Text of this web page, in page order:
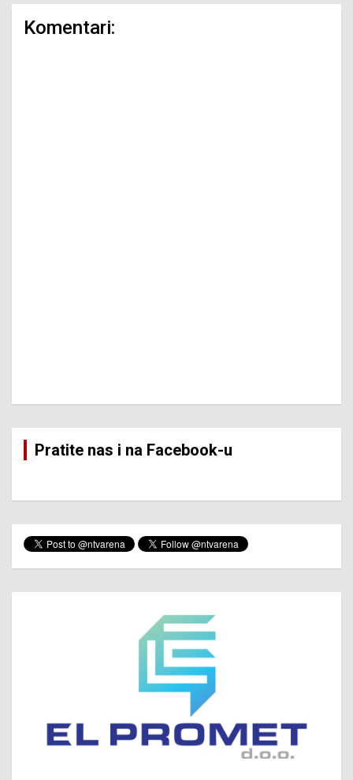
Komentari:
Pratite nas i na Facebook-u